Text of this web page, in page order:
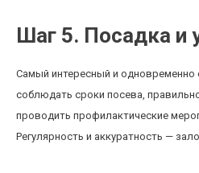
Шаг 5. Посадка и
Самый интересный и
соблюдать сроки посева,
проводить профилактические
Регулярность и аккуратность —